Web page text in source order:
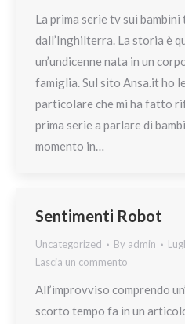
La prima serie tv sui
dall’Inghilterra. La storia è
un’undicenne nata in un
famiglia. Sul sito Ansa.it ho
particolare che mi ha fatto
prima serie a parlare di
momento in…
Sentimenti Robot
Uncategorized By admin
Lascia un commento
All’improvviso comprendo
scorto tempo fa in un